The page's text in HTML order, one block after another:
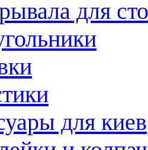
для
для киев